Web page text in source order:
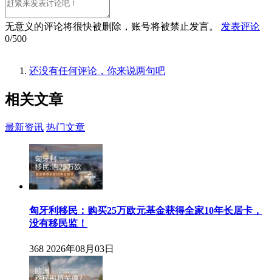
无意义的评论将很快被删除，账号将被禁止发言。
发表评论
0/500
还没有任何评论，你来说两句吧
相关文章
最新资讯 热门文章
匈牙利移民：购买25万欧元基金获得全家10年长居卡，
没有移民监！
368 2026年08月03日